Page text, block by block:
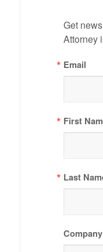
Get
Attorney
Email
First
Last
Company